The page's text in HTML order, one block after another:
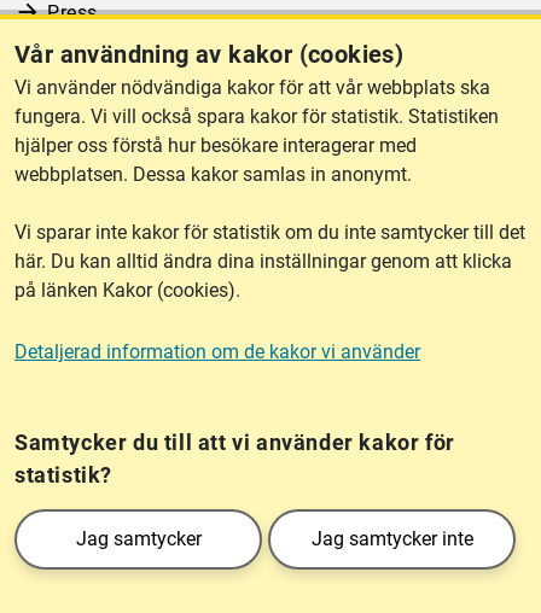
Vår användning av kakor (cookies)
Vi använder nödvändiga kakor för att vår webbplats ska
fungera. Vi vill också spara kakor för statistik. Statistiken
hjälper oss förstå hur besökare interagerar med
webbplatsen. Dessa kakor samlas in anonymt.
Vi sparar inte kakor för statistik om du inte samtycker till det
här. Du kan alltid ändra dina inställningar genom att klicka
på länken Kakor (cookies).
Detaljerad information om de kakor vi använder
Samtycker du till att vi använder kakor för
statistik?
Jag samtycker Jag samtycker inte
Press
RSS
Om webbplatsen
Tillgänglighet
Other languages
Kakor (cookies)
Lantmäteriet är den myndighet som kartlägger Sverige. Till våra uppgifter hör
också att registrera och säkra ägandet av alla fastigheter samt hantera deras